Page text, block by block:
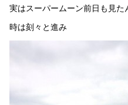
実はスーパームーン前日も見た
時は刻々と進み